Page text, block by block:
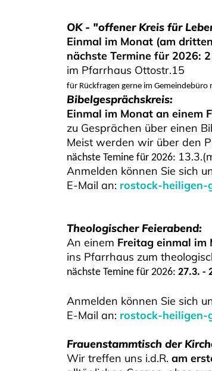
OK - "offener Kreis für
Einmal im Monat (am
nächste Termine für 2026:
im Pfarrhaus Ottostr.15
für Rückfragen gerne im Gemeindebüro
Bibelgesprächskreis:
Einmal im Monat an einem
zu Gesprächen über einen
Meist werden wir über den
nächste Temine für 2026:
Anmelden können Sie sich
E-Mail an: rostock-heiligen-
Theologischer Feierabend:
An einem Freitag einmal im
ins Pfarrhaus zum
nächste Temine für 2026: 27.3. -
Anmelden können Sie sich
E-Mail an: rostock-heiligen-
Frauenstammtisch der
Wir treffen uns i.d.R. am